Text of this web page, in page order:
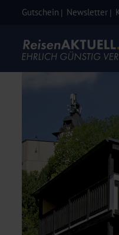
Gutschein Newsletter